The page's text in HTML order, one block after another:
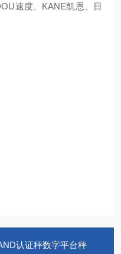
速度、KANE凯恩、日
认证秤数字平台秤